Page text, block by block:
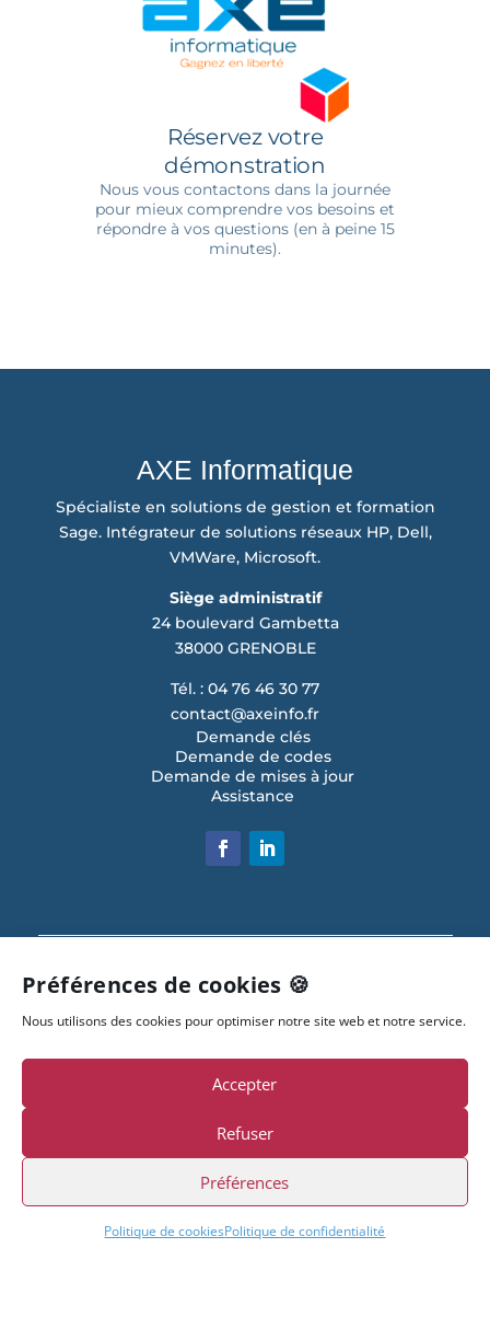
Préférences de cookies 🍪
Nous utilisons des cookies pour optimiser notre site web et notre service.
Accepter
Refuser
Préférences
Politique de cookiesPolitique de confidentialité
AXE Informatique
Spécialiste en solutions de gestion et formation
Sage. Intégrateur de solutions réseaux HP, Dell,
VMWare, Microsoft.
Siège administratif
24 boulevard Gambetta
38000 GRENOBLE
Tél. : 04 76 46 30 77
contact@axeinfo.fr
Demande clés
Demande de codes
Demande de mises à jour
Assistance
Nos agences
Accès rapides
Sage 100 PME
Sage FRP 1000